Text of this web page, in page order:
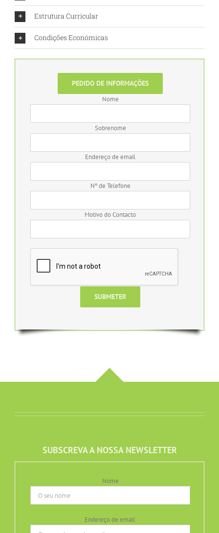
Estrutura Curricular
Condições Económicas
PEDIDO DE INFORMAÇÕES
Nome
Sobrenome
Endereço de email
Nº de Telefone
Motivo do Contacto
SUBSCREVA A NOSSA NEWSLETTER
Nome
Endereço de email: